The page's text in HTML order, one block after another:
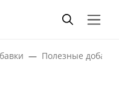
Полезные